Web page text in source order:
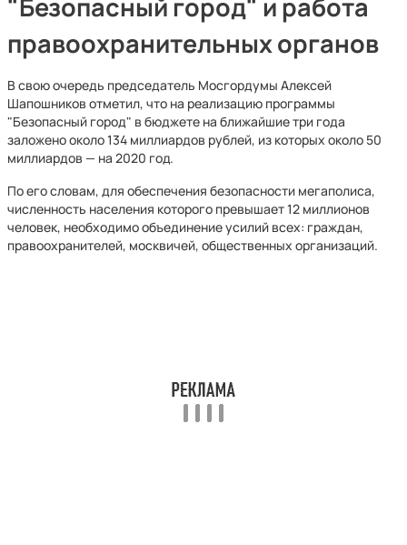
"Безопасный город" и работа
правоохранительных органов
В свою очередь председатель Мосгордумы Алексей
Шапошников отметил, что на реализацию программы
"Безопасный город" в бюджете на ближайшие три года
заложено около 134 миллиардов рублей, из которых около 50
миллиардов — на 2020 год.
По его словам, для обеспечения безопасности мегаполиса,
численность населения которого превышает 12 миллионов
человек, необходимо объединение усилий всех: граждан,
правоохранителей, москвичей, общественных организаций.